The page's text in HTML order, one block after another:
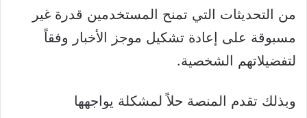
من التحديثات التي تمنح المستخدمين قدرة غير
مسبوقة على إعادة تشكيل موجز الأخبار وفقاً
لتفضيلاتهم الشخصية.
وبذلك تقدم المنصة حلاً لمشكلة يواجهها